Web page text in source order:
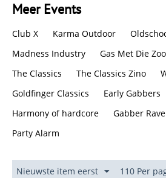
Meer Events
Club X Karma Outdoor
Madness Industry
Gas Met Die
The Classics
The Classics Zino
Goldfinger Classics
Early Gabbers
Harmony of hardcore
Gabber
Party Alarm
Nieuwste item eerst 110 Per